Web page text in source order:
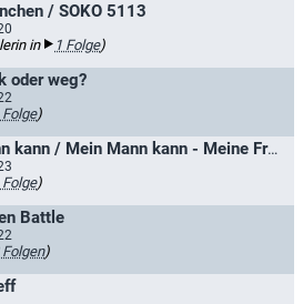
/ SOKO 5113
in 1 Folge)
oder weg?
Folge)
Mein Mann kann / Mein Mann kann - Meine Frau auch
Folge)
Battle
Folgen)